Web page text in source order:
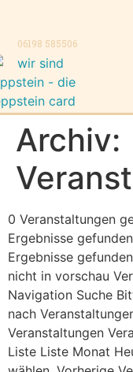
06198 585506
Archiv:
0 Veranstaltungen
Ergebnisse
Ergebnisse
nicht in vorschau
Navigation Suche
nach
Veranstaltungen
Liste Liste Monat